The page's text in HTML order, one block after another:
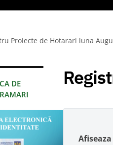
Proiecte de Hotarari luna
DE
Afiseaza